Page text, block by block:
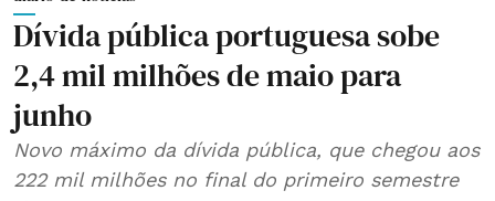
Dívida pública portuguesa sobe
2,4 mil milhões de maio para
junho
Novo máximo da dívida pública, que chegou aos
222 mil milhões no final do primeiro semestre